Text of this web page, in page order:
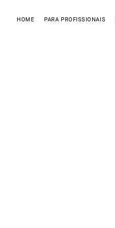
HOME PARA PROFISSIONAIS